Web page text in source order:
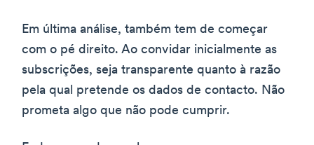
Em última análise, também tem de começar
com o pé direito. Ao convidar inicialmente as
subscrições, seja transparente quanto à razão
pela qual pretende os dados de contacto. Não
prometa algo que não pode cumprir.